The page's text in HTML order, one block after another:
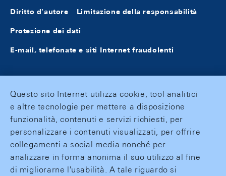
Diritto d'autore Limitazione della responsabilità
Protezione dei dati
E-mail, telefonate e siti Internet fraudolenti
Questo sito Internet utilizza cookie, tool analitici
e altre tecnologie per mettere a disposizione
funzionalità, contenuti e servizi richiesti, per
personalizzare i contenuti visualizzati, per offrire
collegamenti a social media nonché per
analizzare in forma anonima il suo utilizzo al fine
di migliorarne l'usabilità. A tale riguardo si